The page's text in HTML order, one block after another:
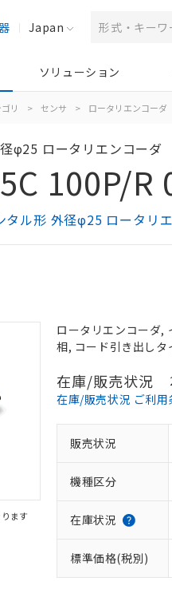
Japan
ソリューション
リ > センサ > ロータリエンコーダ
φ25 ロータリエンコーダ
100P/R
タル形 外径φ25 ロータリ
ます
ロータリエンコーダ,
相, コード引き出し
在庫/販売状況
在庫/販売状況 ご利用
販売状況
機種区分
在庫状況
標準価格(税別)